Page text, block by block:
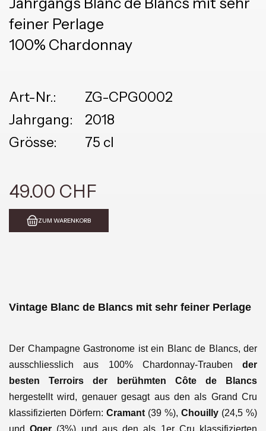
feiner Perlage
100% Chardonnay
Art-Nr.:
ZG-CPG0002
Jahrgang:
2018
Grösse:
75 cl
49.00 CHF
ZUM WARENKORB
Vintage Blanc de Blancs mit sehr feiner Perlage
Der Champagne Gastronome ist ein Blanc de Blancs, der
ausschliesslich aus 100% Chardonnay-Trauben der
besten Terroirs der berühmten Côte de Blancs
hergestellt wird, genauer gesagt aus den als Grand Cru
klassifizierten Dörfern: Cramant (39 %), Chouilly (24,5 %)
undOger (3%) und aus den als 1er Cru klassifizierten